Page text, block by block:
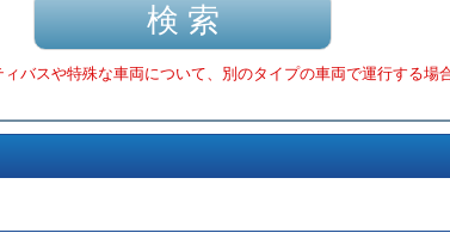
バスや特殊な車両について、別のタイプの車両で運行する場